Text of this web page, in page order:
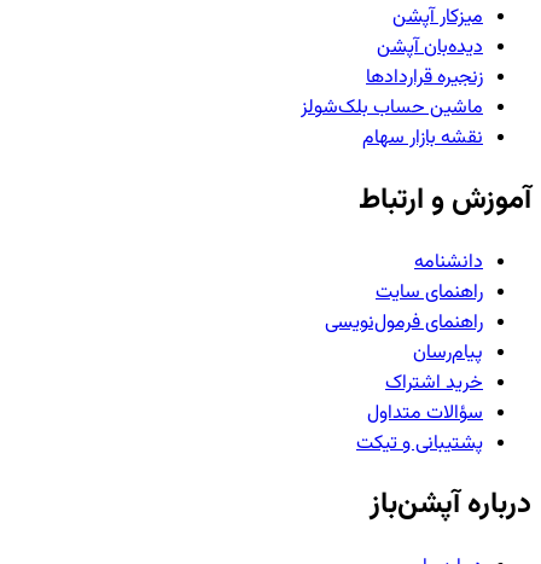
میزکار آپشن
دیده‌بان آپشن
زنجیره قراردادها
ماشین حساب بلک‌شولز
نقشه بازار سهام
آموزش و ارتباط
دانشنامه
راهنمای سایت
راهنمای فرمول‌نویسی
پیام‌رسان
خرید اشتراک
سؤالات متداول
پشتیبانی و تیکت
درباره آپشن‌باز